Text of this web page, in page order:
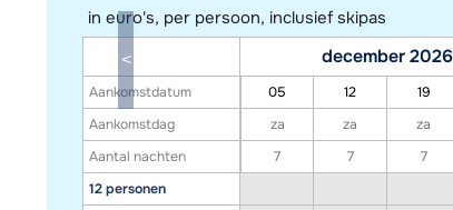
in euro's, per persoon, inclusief skipas
Aankomstdatum
Aankomstdag
Aantal nachten
12 personen
december 2026
05 12 19
za
za za
7
7 7